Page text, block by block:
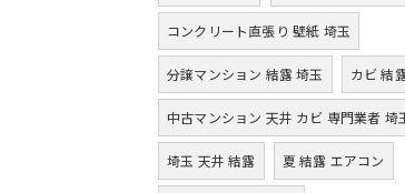
コンクリート直張り 壁紙 埼玉
分譲マンション 結露 埼玉 カビ 結
中古マンション 天井 カビ 専門業者 埼
埼玉 天井 結露 夏 結露 エアコン